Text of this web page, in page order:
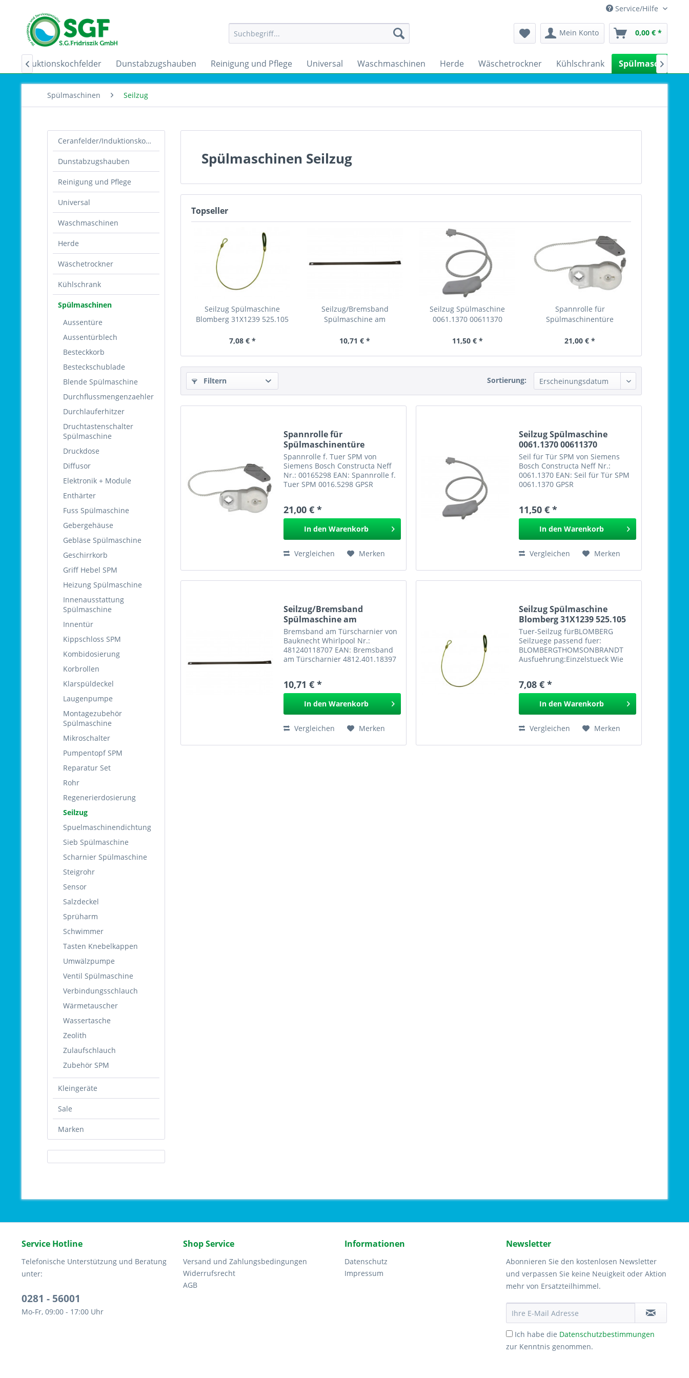
Service/Hilfe
Mein Konto 0,00 € *
Induktionskochfelder Dunstabzugshauben Reinigung und Pflege Universal Waschmaschinen Herde Wäschetrockner Kühlschrank Spülmaschinen
 
Spülmaschinen Seilzug
Ceranfelder/Induktionskochfelder
Dunstabzugshauben
Reinigung und Pflege
Universal
Waschmaschinen
Herde
Wäschetrockner
Kühlschrank
Spülmaschinen
Aussentüre
Aussentürblech
Besteckkorb
Besteckschublade
Blende Spülmaschine
Durchflussmengenzaehler
Durchlauferhitzer
Druchtastenschalter
Spülmaschine
Druckdose
Diffusor
Elektronik + Module
Enthärter
Fuss Spülmaschine
Gebergehäuse
Gebläse Spülmaschine
Geschirrkorb
Griff Hebel SPM
Heizung Spülmaschine
Innenausstattung
Spülmaschine
Innentür
Kippschloss SPM
Kombidosierung
Korbrollen
Klarspüldeckel
Laugenpumpe
Montagezubehör
Spülmaschine
Mikroschalter
Pumpentopf SPM
Reparatur Set
Rohr
Regenerierdosierung
Seilzug
Spuelmaschinendichtung
Sieb Spülmaschine
Scharnier Spülmaschine
Steigrohr
Sensor
Salzdeckel
Sprüharm
Schwimmer
Tasten Knebelkappen
Umwälzpumpe
Ventil Spülmaschine
Verbindungsschlauch
Wärmetauscher
Wassertasche
Zeolith
Zulaufschlauch
Zubehör SPM
Kleingeräte
Sale
Marken
Spülmaschinen Seilzug
Topseller
Seilzug Spülmaschine
Blomberg 31X1239 525.105
7,08 € *
Seilzug/Bremsband
Spülmaschine am
10,71 € *
Seilzug Spülmaschine
0061.1370 00611370
11,50 € *
Spannrolle für
Spülmaschinentüre
21,00 € *
Filtern Sortierung:
Spannrolle für
Spülmaschinentüre
Siemens...
Spannrolle f. Tuer SPM von
Siemens Bosch Constructa Neff
Nr.: 00165298 EAN: Spannrolle f.
Tuer SPM 0016.5298 GPSR
21,00 € *
In den Warenkorb
Vergleichen Merken
Seilzug Spülmaschine
0061.1370 00611370
Seil für Tür SPM von Siemens
Bosch Constructa Neff Nr.:
0061.1370 EAN: Seil für Tür SPM
0061.1370 GPSR
11,50 € *
In den Warenkorb
Vergleichen Merken
Seilzug/Bremsband
Spülmaschine am
Türscharnier...
Bremsband am Türscharnier von
Bauknecht Whirlpool Nr.:
481240118707 EAN: Bremsband
am Türscharnier 4812.401.18397
10,71 € *
In den Warenkorb
Vergleichen Merken
Seilzug Spülmaschine
Blomberg 31X1239 525.105
Tuer-Seilzug fürBLOMBERG
Seilzuege passend fuer:
BLOMBERGTHOMSONBRANDT
Ausfuehrung:Einzelstueck Wie
Tuer-Seilzug für BLOMBERG
525.105
7,08 € *
In den Warenkorb
Vergleichen Merken
Service Hotline
Telefonische Unterstützung und Beratung
unter:
0281 - 56001
Mo-Fr, 09:00 - 17:00 Uhr
Shop Service
Versand und Zahlungsbedingungen
Widerrufsrecht
AGB
Informationen
Datenschutz
Impressum
Newsletter
Abonnieren Sie den kostenlosen Newsletter
und verpassen Sie keine Neuigkeit oder Aktion
mehr von Ersatzteilhimmel.
Ich habe die Datenschutzbestimmungen
zur Kenntnis genommen.